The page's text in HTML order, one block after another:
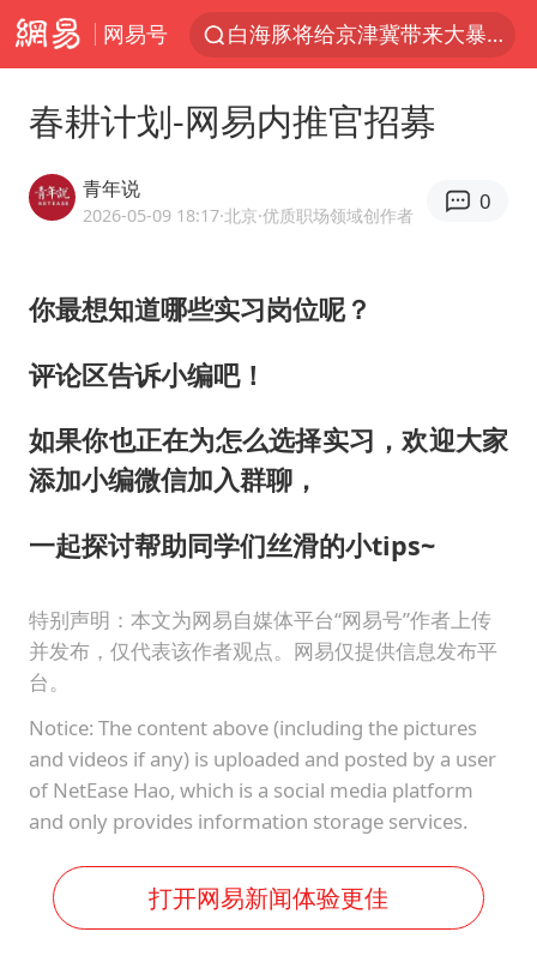
网易号
白海豚将给京津冀带来大暴雨
《披荆斩棘2026》阵容官宣
笔试第一被劝弃考涉事副校长被撤职
香港高温刷新历史纪录
韩军前线部队连曝丑闻
春耕计划-网易内推官招募
青年说
2026-05-09 18:17·北京·优质职场领域创作者
0
你最想知道哪些实习岗位呢？
评论区告诉小编吧！
如果你也正在为怎么选择实习，欢迎大家
添加小编微信加入群聊，
一起探讨帮助同学们丝滑的小tips~
特别声明：本文为网易自媒体平台“网易号”作者上传
并发布，仅代表该作者观点。网易仅提供信息发布平
台。
Notice: The content above (including the pictures
and videos if any) is uploaded and posted by a user
of NetEase Hao, which is a social media platform
and only provides information storage services.
打开网易新闻体验更佳